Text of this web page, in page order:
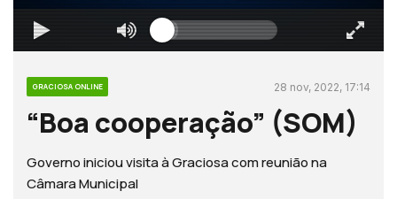
GRACIOSA ONLINE 28 nov, 2022, 17:14
“Boa cooperação” (SOM)
Governo iniciou visita à Graciosa com reunião na
Câmara Municipal